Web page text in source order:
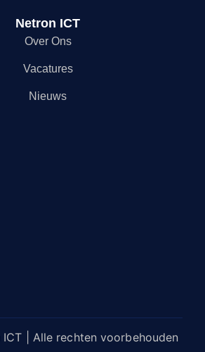
Netron ICT
Over Ons
Vacatures
Nieuws
| Alle rechten voorbehouden